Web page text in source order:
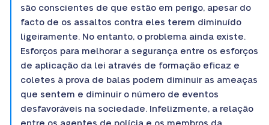
são conscientes de que estão em perigo, apesar do
facto de os assaltos contra eles terem diminuído
ligeiramente. No entanto, o problema ainda existe.
Esforços para melhorar a segurança entre os esforços
de aplicação da lei através de formação eficaz e
coletes à prova de balas podem diminuir as ameaças
que sentem e diminuir o número de eventos
desfavoráveis na sociedade. Infelizmente, a relação